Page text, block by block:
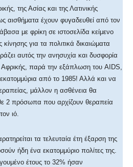
της Ασίας και της Λατινικής
αισθήματα έχουν φυγαδευθεί από τον
με φρίκη σε ιστοσελίδα κείμενο
για τα πολιτικά δικαιώματα
αυτός την ανησυχία και δυσφορία
Αφρικής, παρά την εξάπλωση του AIDS,
από το 1985! Αλλά και να
μάλλον η ασθένεια θα
2 πρόσωπα που αρχίζουν θεραπεία
ιό.
τα τελευταία έτη έξαρση της
ήδη ένα εκατομμύριο πολίτες της.
έτους το 32% ήσαν